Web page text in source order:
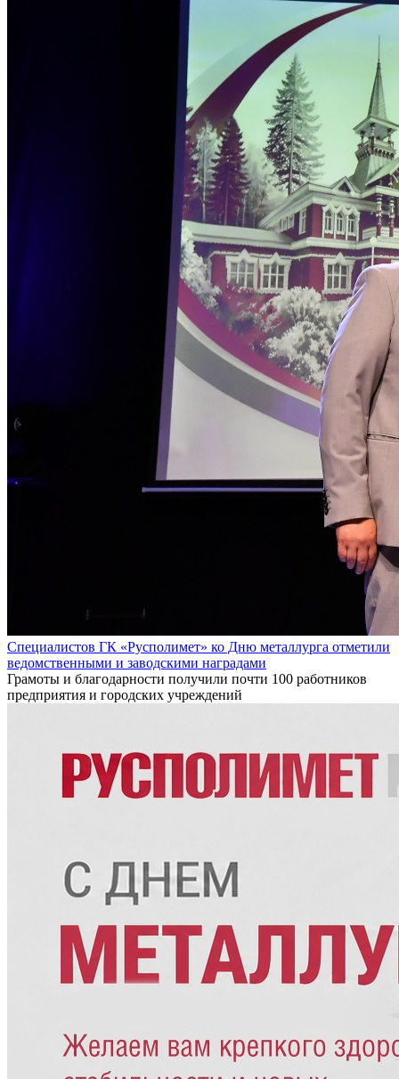
Специалистов ГК «Русполимет» ко Дню металлурга отметили
ведомственными и заводскими наградами
Грамоты и благодарности получили почти 100 работников
предприятия и городских учреждений